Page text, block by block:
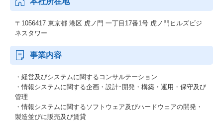
〒1056417 東京都 港区 虎ノ門 一丁目17番1号 虎ノ門ヒルズビジ
ネスタワー
事業内容
・経営及びシステムに関するコンサルテーション
・情報システムに関する企画・設計･開発・構築・運用・保守及び
管理
・情報システムに関するソフトウェア及びハードウェアの開発・
製造並びに販売及び賃貸